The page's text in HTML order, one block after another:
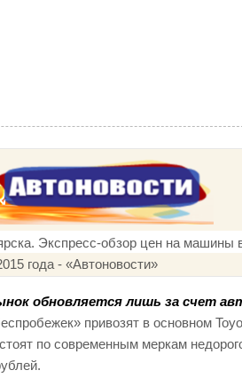
обновляется лишь за счет
привозят в основном
по современным меркам